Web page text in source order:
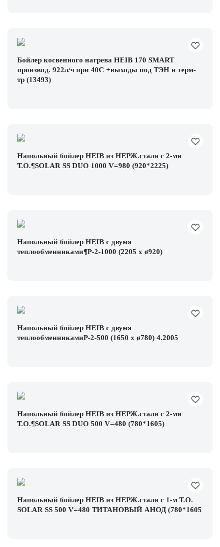
Бойлер косвенного нагрева HEIB 170 SMART
производ. 922л/ч при 40С +выходы под ТЭН и терм-
тр (13493)
Напольный бойлер HEIB из НЕРЖ.стали с 2-мя
Т.О.¶SOLAR SS DUO 1000 V=980 (920*2225)
Напольный бойлер HEIB с двумя
теплообменниками¶P-2-1000 (2205 x ø920)
Напольный бойлер HEIB с двумя
теплообменникамиP-2-500 (1650 x ø780) 4.2005
Напольный бойлер HEIB из НЕРЖ.стали с 2-мя
Т.О.¶SOLAR SS DUO 500 V=480 (780*1605)
Напольный бойлер HEIB из НЕРЖ.стали с 1-м Т.О.
SOLAR SS 500 V=480 ТИТАНОВЫЙ АНОД (780*1605